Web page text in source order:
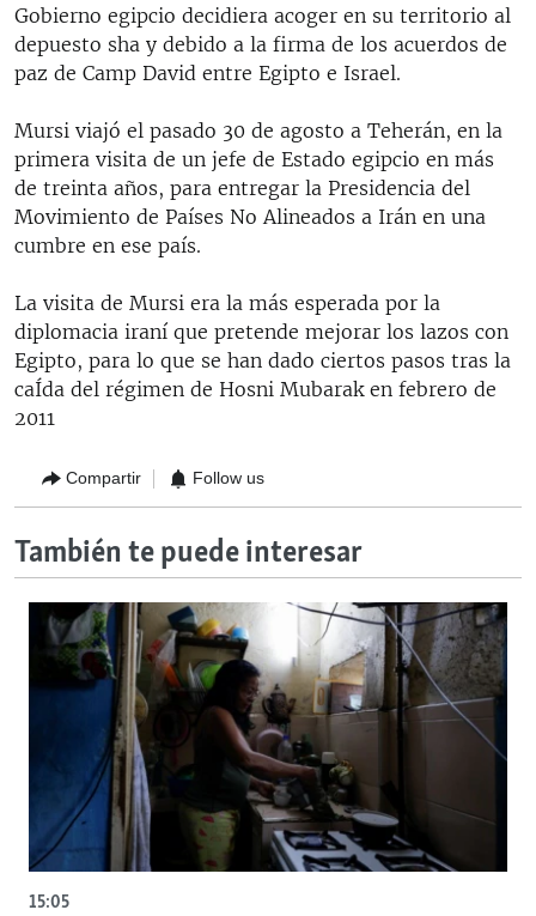
Gobierno egipcio decidiera acoger en su territorio al
depuesto sha y debido a la firma de los acuerdos de
paz de Camp David entre Egipto e Israel.
Mursi viajó el pasado 30 de agosto a Teherán, en la
primera visita de un jefe de Estado egipcio en más
de treinta años, para entregar la Presidencia del
Movimiento de Países No Alineados a Irán en una
cumbre en ese país.
La visita de Mursi era la más esperada por la
diplomacia iraní que pretende mejorar los lazos con
Egipto, para lo que se han dado ciertos pasos tras la
caÍda del régimen de Hosni Mubarak en febrero de
2011
Compartir Follow us
También te puede interesar
15:05